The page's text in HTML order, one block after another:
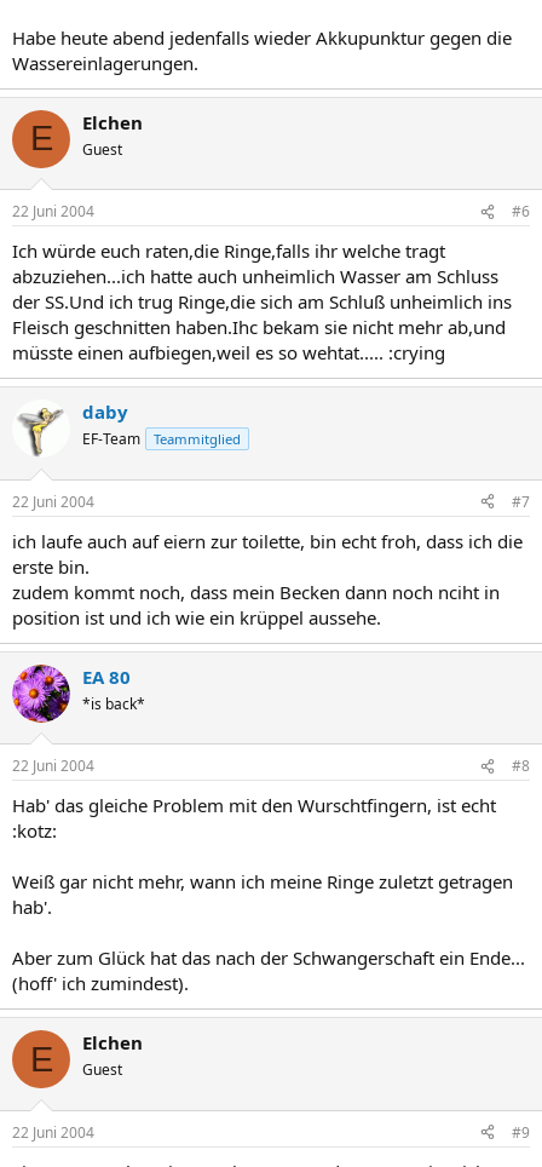
Habe heute abend jedenfalls wieder Akkupunktur gegen die
Wassereinlagerungen.
E Elchen
Guest
22 Juni 2004 #6
Ich würde euch raten,die Ringe,falls ihr welche tragt
abzuziehen...ich hatte auch unheimlich Wasser am Schluss
der SS.Und ich trug Ringe,die sich am Schluß unheimlich ins
Fleisch geschnitten haben.Ihc bekam sie nicht mehr ab,und
müsste einen aufbiegen,weil es so wehtat..... :crying
daby
EF-Team Teammitglied
22 Juni 2004 #7
ich laufe auch auf eiern zur toilette, bin echt froh, dass ich die
erste bin.
zudem kommt noch, dass mein Becken dann noch nciht in
position ist und ich wie ein krüppel aussehe.
EA 80
*is back*
22 Juni 2004 #8
Hab' das gleiche Problem mit den Wurschtfingern, ist echt
:kotz:
Weiß gar nicht mehr, wann ich meine Ringe zuletzt getragen
hab'.
Aber zum Glück hat das nach der Schwangerschaft ein Ende...
(hoff' ich zumindest).
E Elchen
Guest
22 Juni 2004 #9